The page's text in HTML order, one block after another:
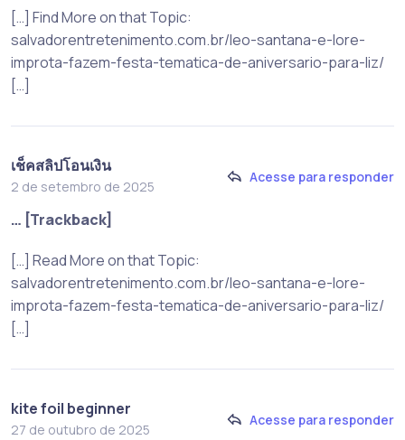
[…] Find More on that Topic:
salvadorentretenimento.com.br/leo-santana-e-lore-
improta-fazem-festa-tematica-de-aniversario-para-liz/
[…]
เช็คสลิปโอนเงิน
2 de setembro de 2025
Acesse para responder
… [Trackback]
[…] Read More on that Topic:
salvadorentretenimento.com.br/leo-santana-e-lore-
improta-fazem-festa-tematica-de-aniversario-para-liz/
[…]
kite foil beginner
27 de outubro de 2025
Acesse para responder